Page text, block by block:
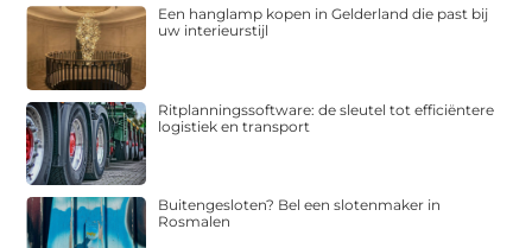
Een hanglamp kopen in Gelderland die past bij
uw interieurstijl
Ritplanningssoftware: de sleutel tot efficiëntere
logistiek en transport
Buitengesloten? Bel een slotenmaker in
Rosmalen